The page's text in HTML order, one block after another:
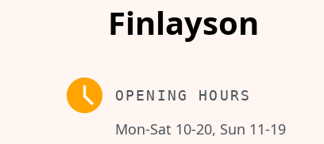
Finlayson
OPENING HOURS
Mon-Sat 10-20, Sun 11-19